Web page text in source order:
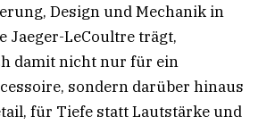
Design und Mechanik in
Jaeger-LeCoultre trägt,
damit nicht nur für ein
sondern darüber hinaus
für Tiefe statt Lautstärke und